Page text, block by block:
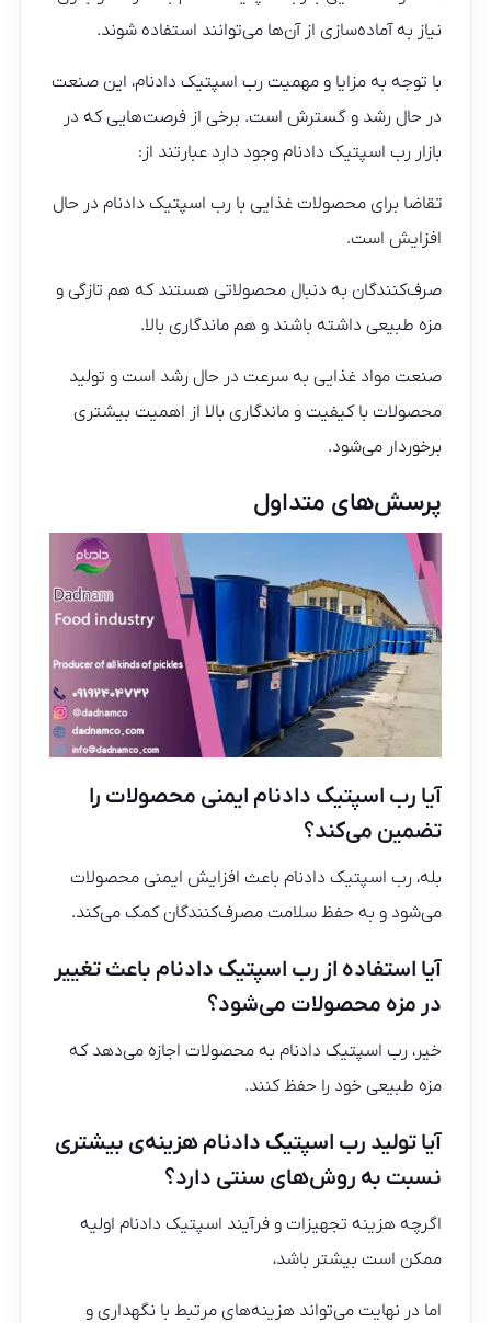
نیاز به آماده‌سازی از آن‌ها می‌توانند استفاده شوند.
با توجه به مزایا و مهمیت رب اسپتیک دادنام، این صنعت
در حال رشد و گسترش است. برخی از فرصت‌هایی که در
بازار رب اسپتیک دادنام وجود دارد عبارتند از:
تقاضا برای محصولات غذایی با رب اسپتیک دادنام در حال
افزایش است.
صرف‌کنندگان به دنبال محصولاتی هستند که هم تازگی و
مزه طبیعی داشته باشند و هم ماندگاری بالا.
صنعت مواد غذایی به سرعت در حال رشد است و تولید
محصولات با کیفیت و ماندگاری بالا از اهمیت بیشتری
برخوردار می‌شود.
پرسش‌های متداول
آیا رب اسپتیک دادنام ایمنی محصولات را
تضمین می‌کند؟
بله، رب اسپتیک دادنام باعث افزایش ایمنی محصولات
می‌شود و به حفظ سلامت مصرف‌کنندگان کمک می‌کند.
آیا استفاده از رب اسپتیک دادنام باعث تغییر
در مزه محصولات می‌شود؟
خیر، رب اسپتیک دادنام به محصولات اجازه می‌دهد که
مزه طبیعی خود را حفظ کنند.
آیا تولید رب اسپتیک دادنام هزینه‌ی بیشتری
نسبت به روش‌های سنتی دارد؟
اگرچه هزینه تجهیزات و فرآیند اسپتیک دادنام اولیه
ممکن است بیشتر باشد،
اما در نهایت می‌تواند هزینه‌های مرتبط با نگهداری و